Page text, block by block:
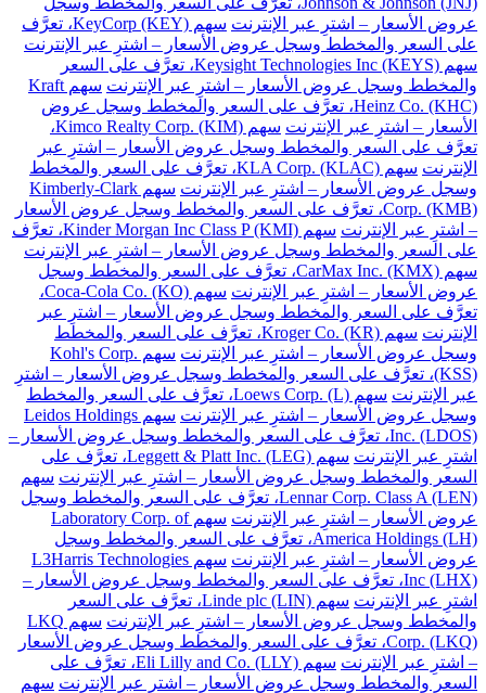
عروض الأسعار – اشترِ عبر الإنترنت
سهم KeyCorp (KEY)، تعرَّف
على السعر والمخطط وسجل عروض الأسعار – اشترِ عبر الإنترنت
سهم Keysight Technologies Inc (KEYS)، تعرَّف على السعر
والمخطط وسجل عروض الأسعار – اشترِ عبر الإنترنت
سهم Kraft
Heinz Co. (KHC)، تعرَّف على السعر والمخطط وسجل عروض
الأسعار – اشترِ عبر الإنترنت
سهم Kimco Realty Corp. (KIM)،
تعرَّف على السعر والمخطط وسجل عروض الأسعار – اشترِ عبر
الإنترنت
سهم KLA Corp. (KLAC)، تعرَّف على السعر والمخطط
وسجل عروض الأسعار – اشترِ عبر الإنترنت
سهم Kimberly-Clark
Corp. (KMB)، تعرَّف على السعر والمخطط وسجل عروض الأسعار
– اشترِ عبر الإنترنت
سهم Kinder Morgan Inc Class P (KMI)، تعرَّف
على السعر والمخطط وسجل عروض الأسعار – اشترِ عبر الإنترنت
سهم CarMax Inc. (KMX)، تعرَّف على السعر والمخطط وسجل
عروض الأسعار – اشترِ عبر الإنترنت
سهم Coca-Cola Co. (KO)،
تعرَّف على السعر والمخطط وسجل عروض الأسعار – اشترِ عبر
الإنترنت
سهم Kroger Co. (KR)، تعرَّف على السعر والمخطط
وسجل عروض الأسعار – اشترِ عبر الإنترنت
سهم Kohl's Corp.
(KSS)، تعرَّف على السعر والمخطط وسجل عروض الأسعار – اشترِ
عبر الإنترنت
سهم Loews Corp. (L)، تعرَّف على السعر والمخطط
وسجل عروض الأسعار – اشترِ عبر الإنترنت
سهم Leidos Holdings
Inc. (LDOS)، تعرَّف على السعر والمخطط وسجل عروض الأسعار –
اشترِ عبر الإنترنت
سهم Leggett & Platt Inc. (LEG)، تعرَّف على
السعر والمخطط وسجل عروض الأسعار – اشترِ عبر الإنترنت سهم
Lennar Corp. Class A (LEN)، تعرَّف على السعر والمخطط وسجل
عروض الأسعار – اشترِ عبر الإنترنت
سهم Laboratory Corp. of
America Holdings (LH)، تعرَّف على السعر والمخطط وسجل
عروض الأسعار – اشترِ عبر الإنترنت
سهم L3Harris Technologies
Inc (LHX)، تعرَّف على السعر والمخطط وسجل عروض الأسعار –
اشترِ عبر الإنترنت
سهم Linde plc (LIN)، تعرَّف على السعر
والمخطط وسجل عروض الأسعار – اشترِ عبر الإنترنت
سهم LKQ
Corp. (LKQ)، تعرَّف على السعر والمخطط وسجل عروض الأسعار
– اشترِ عبر الإنترنت
سهم Eli Lilly and Co. (LLY)، تعرَّف على
السعر والمخطط وسجل عروض الأسعار – اشترِ عبر الإنترنت سهم